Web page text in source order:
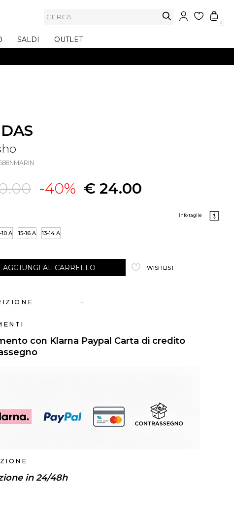
0
SALDI OUTLET
-40% € 24.00
info taglie
A 15-16 A 13-14 A
AGGIUNGI AL CARRELLO WISHLIST
con Klarna Paypal Carta di credito
in 24/48h